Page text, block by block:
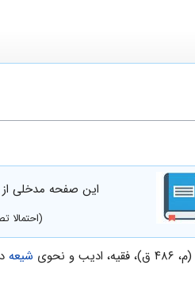
این صفحه مدخلی
(م، ۴۸۶ ق)، فقیه، ادیب و نحوی شیعه